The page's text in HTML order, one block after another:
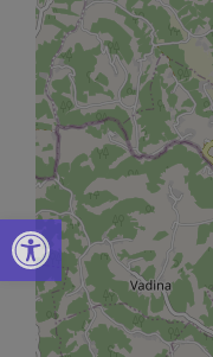
Open toolbar